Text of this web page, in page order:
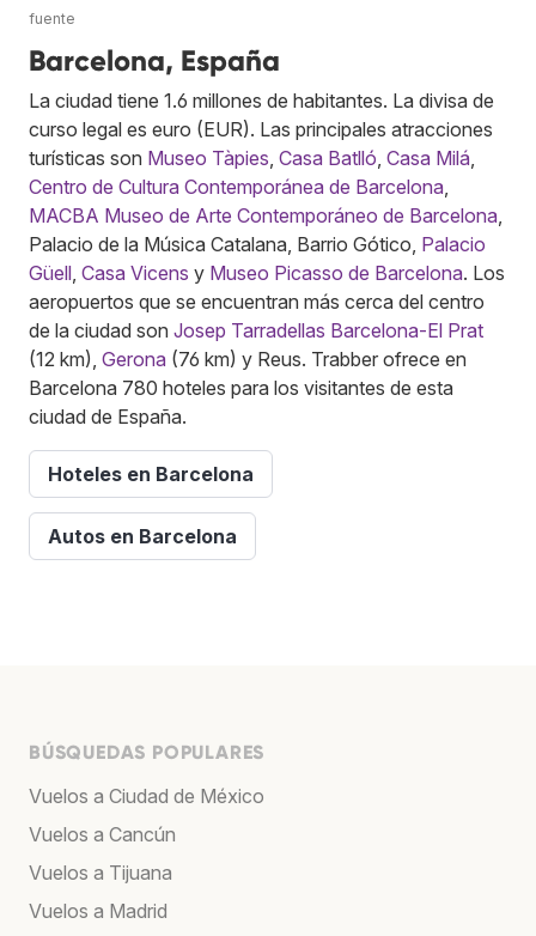
fuente
Barcelona, España
La ciudad tiene 1.6 millones de habitantes. La divisa de
curso legal es euro (EUR). Las principales atracciones
turísticas son Museo Tàpies, Casa Batlló, Casa Milá,
Centro de Cultura Contemporánea de Barcelona,
MACBA Museo de Arte Contemporáneo de Barcelona,
Palacio de la Música Catalana, Barrio Gótico, Palacio
Güell, Casa Vicens y Museo Picasso de Barcelona. Los
aeropuertos que se encuentran más cerca del centro
de la ciudad son Josep Tarradellas Barcelona-El Prat
(12 km), Gerona (76 km) y Reus. Trabber ofrece en
Barcelona 780 hoteles para los visitantes de esta
ciudad de España.
Hoteles en Barcelona
Autos en Barcelona
BÚSQUEDAS POPULARES
Vuelos a Ciudad de México
Vuelos a Cancún
Vuelos a Tijuana
Vuelos a Madrid